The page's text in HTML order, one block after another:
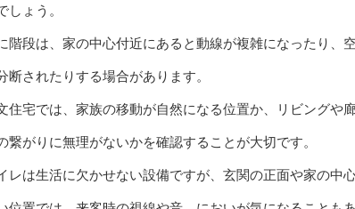
しょう。
階段は、家の中心付近にあると動線が複雑になったり、
断されたりする場合があります。
住宅では、家族の移動が自然になる位置か、リビングや
繋がりに無理がないかを確認することが大切です。
レは生活に欠かせない設備ですが、玄関の正面や家の中